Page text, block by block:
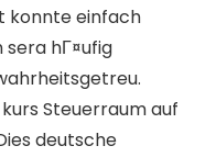
konnte einfach
sera hГ¤ufig
Steuerraum auf
deutsche